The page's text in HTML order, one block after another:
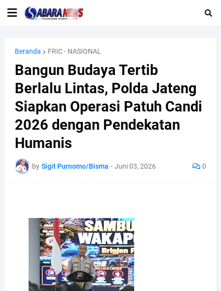
Beranda FRIC - NASIONAL
Bangun Budaya Tertib
Berlalu Lintas, Polda Jateng
Siapkan Operasi Patuh Candi
2026 dengan Pendekatan
Humanis
by Sigit Purnomo/Bisma - Juni 03, 2026 0